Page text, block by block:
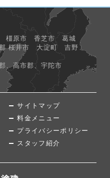
橿原市 香芝市 葛城
桜井市 大淀町 吉野
高市郡、宇陀市
サイトマップ
料金メニュー
プライバシーポリシー
スタッフ紹介